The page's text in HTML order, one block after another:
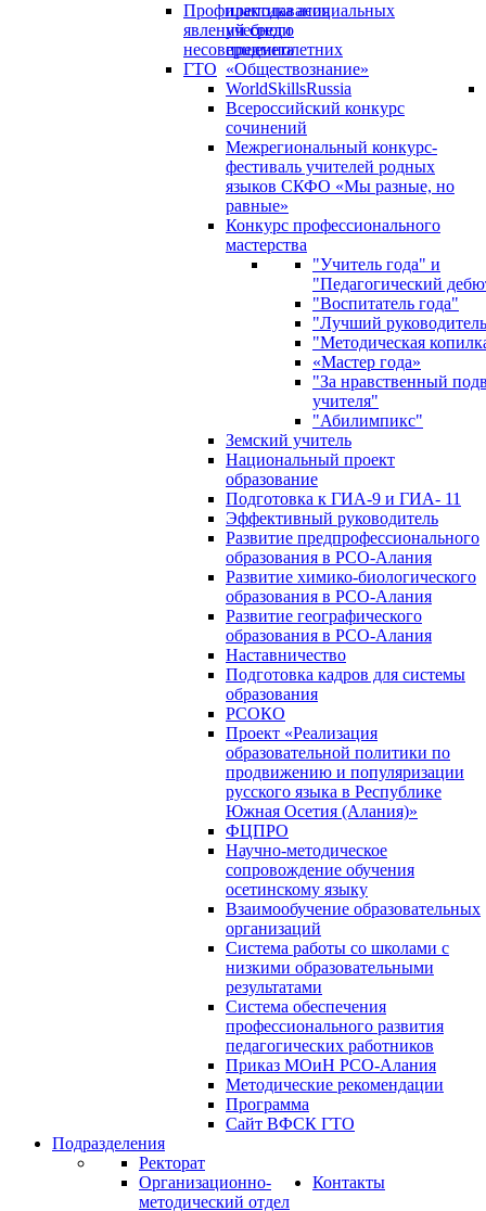
преподавания
учебного
предмета
«Обществознание»
WorldSkillsRussia
Всероссийский конкурс
сочинений
Межрегиональный конкурс-
фестиваль учителей родных
языков СКФО «Мы разные, но
равные»
Конкурс профессионального
мастерства
"Учитель года" и
"Педагогический
"Воспитатель года"
"Лучший
"Методическая
«Мастер года»
"За нравственный
учителя"
"Абилимпикс"
Земский учитель
Национальный проект
образование
Подготовка к ГИА-9 и ГИА- 11
Эффективный руководитель
Развитие предпрофессионального
образования в РСО-Алания
Развитие химико-биологического
образования в РСО-Алания
Развитие географического
образования в РСО-Алания
Наставничество
Подготовка кадров для системы
образования
РСОКО
Проект «Реализация
образовательной политики по
продвижению и популяризации
русского языка в Республике
Южная Осетия (Алания)»
ФЦПРО
Научно-методическое
сопровождение обучения
осетинскому языку
Взаимообучение образовательных
организаций
Система работы со школами с
низкими образовательными
результатами
Система обеспечения
профессионального развития
педагогических работников
Профилактика асоциальных
явлений среди
несовершеннолетних
ГТО
Приказ МОиН РСО-Алания
Методические рекомендации
Программа
Сайт ВФСК ГТО
Подразделения
Ректорат
Организационно-
методический отдел
Контакты